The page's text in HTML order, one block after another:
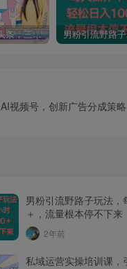
AI自动生成头条，三天必起号，三分钟轻松发布内容，复制粘贴，保姆级教…
AI视频号，创新广告分成策
男粉引流野路子玩法
＋，流量根本停不下来
2年前
私域运营实操培训课，